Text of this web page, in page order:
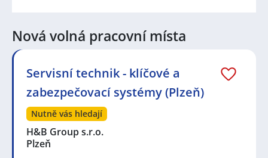
Nová volná pracovní místa
Servisní technik - klíčové a
zabezpečovací systémy (Plzeň)
Nutně vás hledají
H&B Group s.r.o.
Plzeň